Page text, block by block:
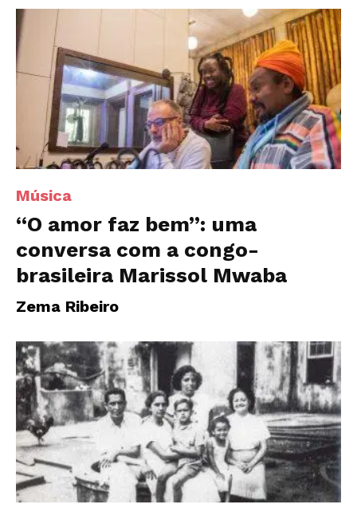
Música
“O amor faz bem”: uma
conversa com a congo-
brasileira Marissol Mwaba
Zema Ribeiro